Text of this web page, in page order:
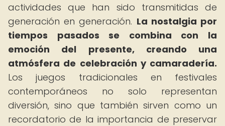
actividades que han sido transmitidas de
generación en generación. La nostalgia por
tiempos pasados se combina con la
emoción del presente, creando una
atmósfera de celebración y camaradería.
Los juegos tradicionales en festivales
contemporáneos no solo representan
diversión, sino que también sirven como un
recordatorio de la importancia de preservar